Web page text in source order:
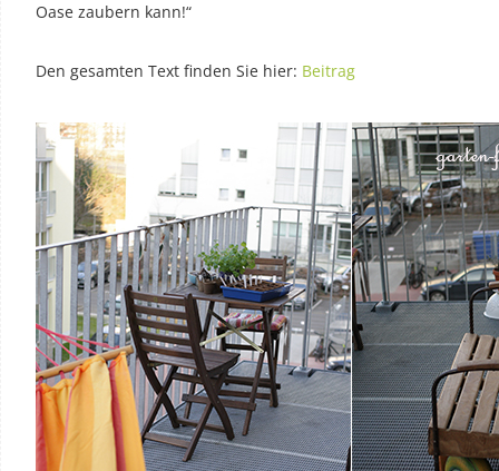
Oase zaubern kann!“
Den gesamten Text finden Sie hier: Beitrag